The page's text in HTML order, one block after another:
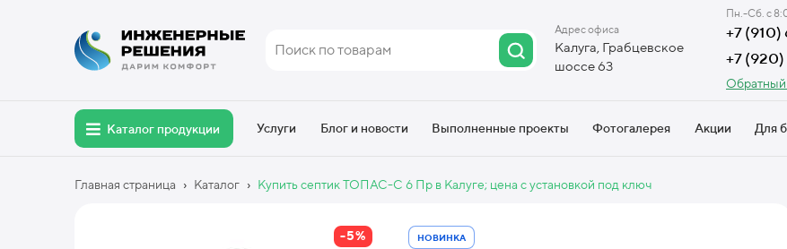
Адрес офиса
Калуга, Грабцевское
шоссе 63
Пн.-Сб. с
+7
+7 (920)
Обратный
Каталог продукции Услуги Блог и новости Выполненные проекты Фотогалерея Акции Для
Главная страница › Каталог › Купить септик ТОПАС-С 6 Пр в Калуге; цена с установкой под ключ
-5% НОВИНКА